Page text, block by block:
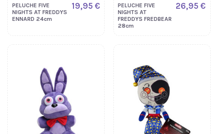
PELUCHE FIVE
NIGHTS AT FREDDYS
ENNARD 24cm
19,95 €
PELUCHE FIVE
NIGHTS AT
FREDDYS FREDBEAR
28cm
26,95 €